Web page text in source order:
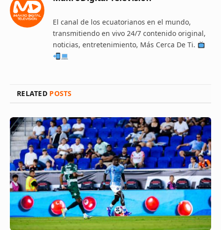
El canal de los ecuatorianos en el mundo,
transmitiendo en vivo 24/7 contenido original,
noticias, entretenimiento, Más Cerca De Ti.
RELATED POSTS